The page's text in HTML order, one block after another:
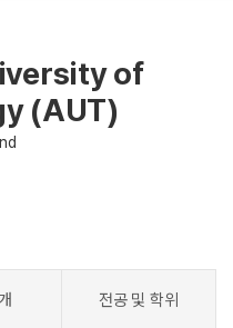
of
(AUT)
전공 및 학위